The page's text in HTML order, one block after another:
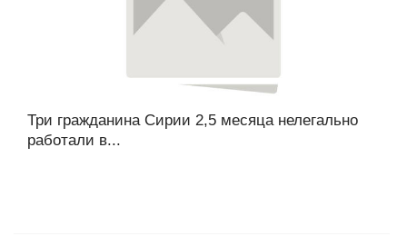
Три гражданина Сирии 2,5 месяца нелегально
работали в...